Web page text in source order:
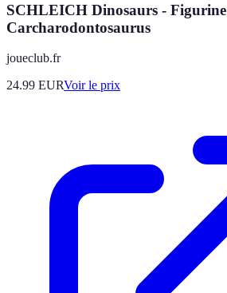
SCHLEICH Dinosaurs - Figurine
Carcharodontosaurus
joueclub.fr
24.99 EURVoir le prix